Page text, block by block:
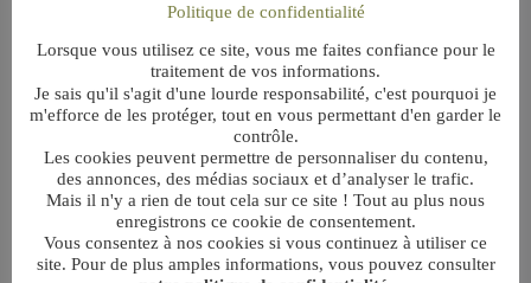
En 2025, je me fais du bien !
Mettre des activités qui nous font du bien au cœur de
notre vie est une clé pour lâcher le stress et trouver le
Politique de confidentialité
Lorsque vous utilisez ce site, vous me faites confiance pour le
traitement de vos informations.
Je sais qu'il s'agit d'une lourde responsabilité, c'est pourquoi je
m'efforce de les protéger, tout en vous permettant d'en garder le
contrôle.
Les cookies peuvent permettre de personnaliser du contenu,
des annonces, des médias sociaux et d’analyser le trafic.
Mais il n'y a rien de tout cela sur ce site ! Tout au plus nous
enregistrons ce cookie de consentement.
Vous consentez à nos cookies si vous continuez à utiliser ce
site. Pour de plus amples informations, vous pouvez consulter